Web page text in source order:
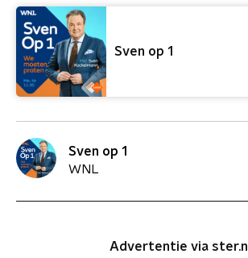
Sven op 1
Sven op 1
WNL
Advertentie via ster.nl